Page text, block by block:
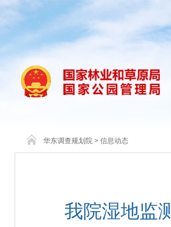
华东调查规划院 > 信息动态
我院湿地监